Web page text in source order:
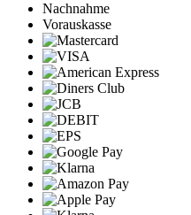
Nachnahme
Vorauskasse